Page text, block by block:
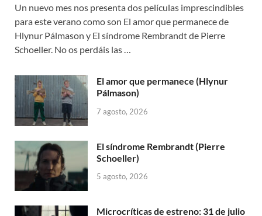
Un nuevo mes nos presenta dos películas imprescindibles
para este verano como son El amor que permanece de
Hlynur Pálmason y El síndrome Rembrandt de Pierre
Schoeller. No os perdáis las …
El amor que permanece (Hlynur
Pálmason)
7 agosto, 2026
El síndrome Rembrandt (Pierre
Schoeller)
5 agosto, 2026
Microcríticas de estreno: 31 de julio